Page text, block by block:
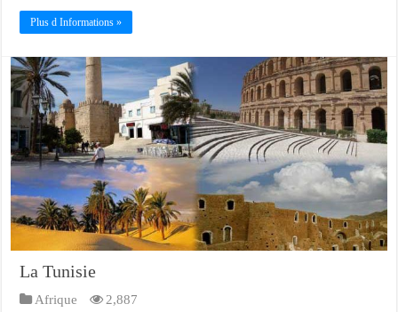
Plus d Informations »
La Tunisie
Afrique 2,887